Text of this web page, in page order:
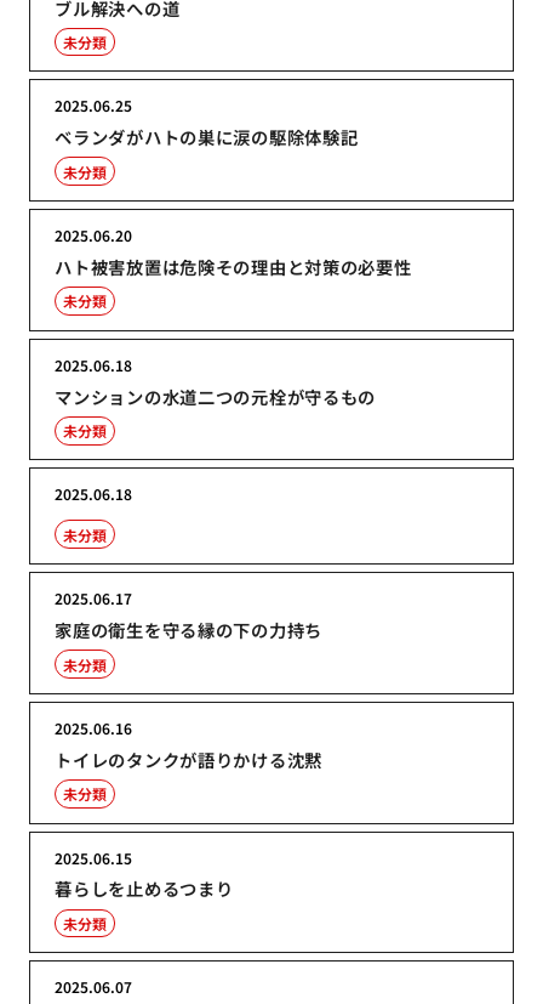
ブル解決への道
未分類
ベランダがハトの巣に涙の駆除体験記
2025.06.25
未分類
ハト被害放置は危険その理由と対策の必要性
2025.06.20
未分類
マンションの水道二つの元栓が守るもの
2025.06.18
未分類
2025.06.18
未分類
家庭の衛生を守る縁の下の力持ち
2025.06.17
未分類
トイレのタンクが語りかける沈黙
2025.06.16
未分類
暮らしを止めるつまり
2025.06.15
未分類
2025.06.07